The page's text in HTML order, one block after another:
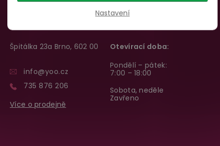
Nastavení
SHOWROOM BRNO
Špitálka 23a Brno, 602 00
info@yoo.cz
735 876 206
Více o prodejně
Otevírací doba:
Pondělí – pátek:
7:00 – 18:00
Sobota, neděle
Zavřeno